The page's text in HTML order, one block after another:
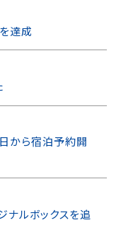
達成
から宿泊予約開
ナルボックスを追